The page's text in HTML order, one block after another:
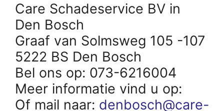
Care Schadeservice BV in
Den Bosch
Graaf van Solmsweg 105 -107
5222 BS Den Bosch
Bel ons op: 073-6216004
Meer informatie vind u op:
Of mail naar: denbosch@care-